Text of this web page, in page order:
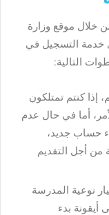
خلال موقع وزارة
خدمة التسجيل في
التالية:
إذا كنتم تمتلكون
أما في حال عدم
حساب جديد،
من أجل التقديم
نوعية المدرسة
بدء